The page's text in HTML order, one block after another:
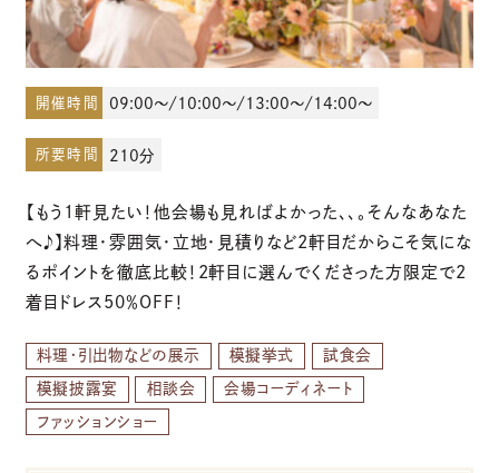
ブライダルフェア
お電話でのご予約・お問い合わせ
096-319-2022
平日12:00-19:00
土日祝9:00-19:00（火・水曜日定休）
開催時間 09:00～/10:00～/13:00～/14:00～
所要時間 210分
【もう1軒見たい！他会場も見ればよかった、、。そんなあなた
へ♪】料理・雰囲気・立地・見積りなど2軒目だからこそ気にな
るポイントを徹底比較！2軒目に選んでくださった方限定で2
着目ドレス50％OFF！
料理・引出物などの展示 模擬挙式 試食会
模擬披露宴 相談会 会場コーディネート
ファッションショー